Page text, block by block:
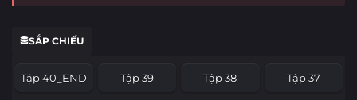
SẮP CHIẾU
Tập 40_END Tập 39 Tập 38 Tập 37